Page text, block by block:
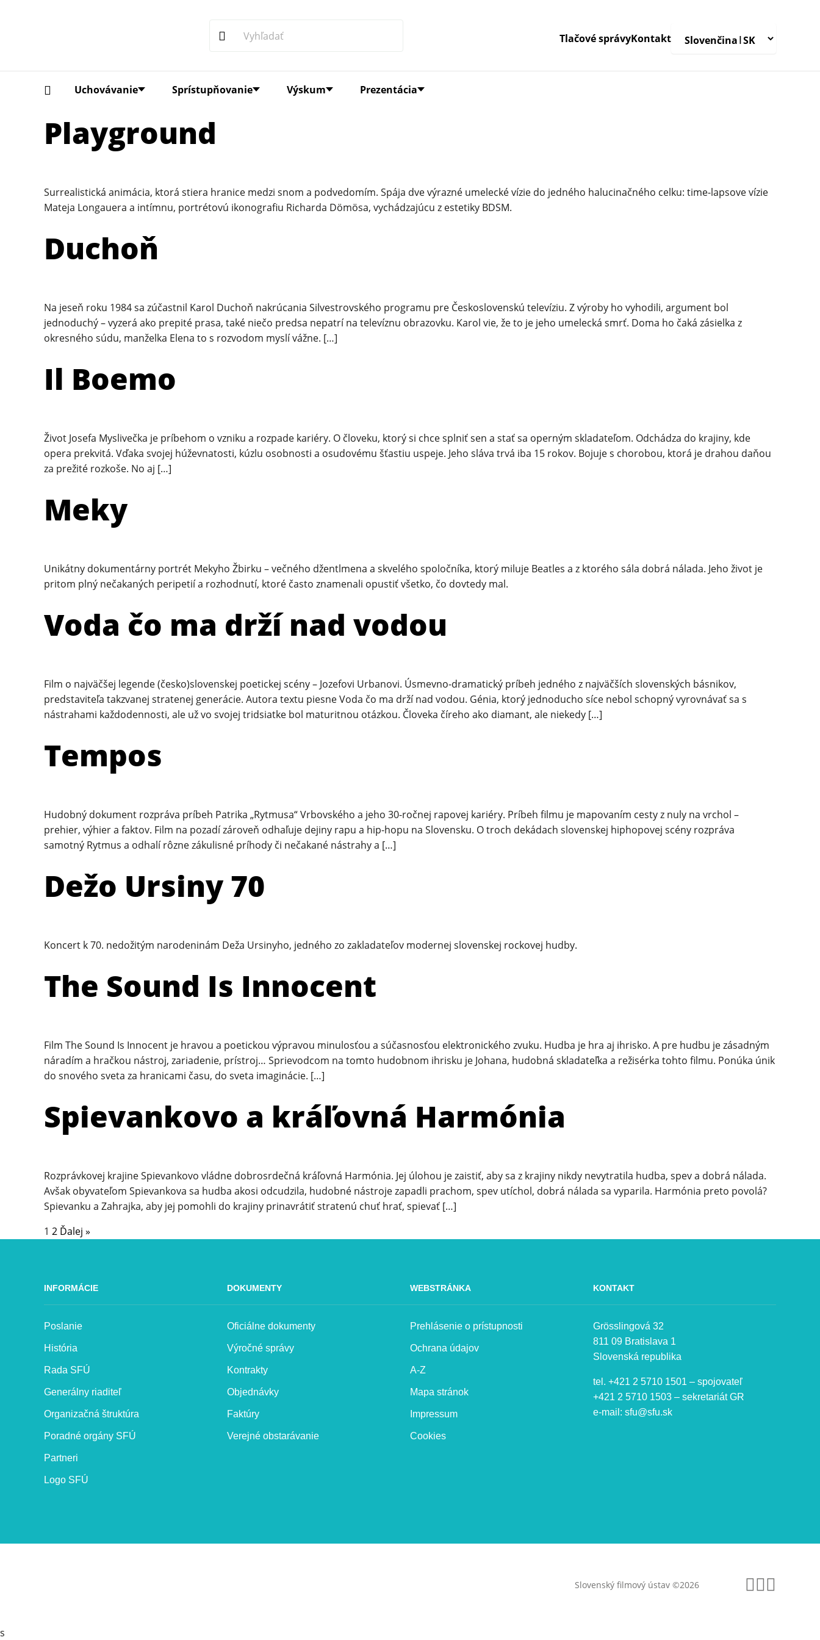
Uchovávanie Sprístupňovanie Výskum Prezentácia
Tlačové správyKontakt
Playground
Surrealistická animácia, ktorá stiera hranice medzi snom a podvedomím. Spája dve výrazné umelecké vízie do jedného halucinačného celku: time-lapsove vízie
Mateja Longauera a intímnu, portrétovú ikonografiu Richarda Dömösa, vychádzajúcu z estetiky BDSM.
Duchoň
Na jeseň roku 1984 sa zúčastnil Karol Duchoň nakrúcania Silvestrovského programu pre Československú televíziu. Z výroby ho vyhodili, argument bol
jednoduchý – vyzerá ako prepité prasa, také niečo predsa nepatrí na televíznu obrazovku. Karol vie, že to je jeho umelecká smrť. Doma ho čaká zásielka z
okresného súdu, manželka Elena to s rozvodom myslí vážne. […]
Il Boemo
Život Josefa Myslivečka je príbehom o vzniku a rozpade kariéry. O človeku, ktorý si chce splniť sen a stať sa operným skladateľom. Odchádza do krajiny, kde
opera prekvitá. Vďaka svojej húževnatosti, kúzlu osobnosti a osudovému šťastiu uspeje. Jeho sláva trvá iba 15 rokov. Bojuje s chorobou, ktorá je drahou daňou
za prežité rozkoše. No aj […]
Meky
Unikátny dokumentárny portrét Mekyho Žbirku – večného džentlmena a skvelého spoločníka, ktorý miluje Beatles a z ktorého sála dobrá nálada. Jeho život je
pritom plný nečakaných peripetií a rozhodnutí, ktoré často znamenali opustiť všetko, čo dovtedy mal.
Voda čo ma drží nad vodou
Film o najväčšej legende (česko)slovenskej poetickej scény – Jozefovi Urbanovi. Úsmevno-dramatický príbeh jedného z najväčších slovenských básnikov,
predstaviteľa takzvanej stratenej generácie. Autora textu piesne Voda čo ma drží nad vodou. Génia, ktorý jednoducho síce nebol schopný vyrovnávať sa s
nástrahami každodennosti, ale už vo svojej tridsiatke bol maturitnou otázkou. Človeka číreho ako diamant, ale niekedy […]
Tempos
Hudobný dokument rozpráva príbeh Patrika „Rytmusa“ Vrbovského a jeho 30-ročnej rapovej kariéry. Príbeh filmu je mapovaním cesty z nuly na vrchol –
prehier, výhier a faktov. Film na pozadí zároveň odhaľuje dejiny rapu a hip-hopu na Slovensku. O troch dekádach slovenskej hiphopovej scény rozpráva
samotný Rytmus a odhalí rôzne zákulisné príhody či nečakané nástrahy a […]
Dežo Ursiny 70
Koncert k 70. nedožitým narodeninám Deža Ursinyho, jedného zo zakladateľov modernej slovenskej rockovej hudby.
The Sound Is Innocent
Film The Sound Is Innocent je hravou a poetickou výpravou minulosťou a súčasnosťou elektronického zvuku. Hudba je hra aj ihrisko. A pre hudbu je zásadným
náradím a hračkou nástroj, zariadenie, prístroj… Sprievodcom na tomto hudobnom ihrisku je Johana, hudobná skladateľka a režisérka tohto filmu. Ponúka únik
do snového sveta za hranicami času, do sveta imaginácie. […]
Spievankovo a kráľovná Harmónia
Rozprávkovej krajine Spievankovo vládne dobrosrdečná kráľovná Harmónia. Jej úlohou je zaistiť, aby sa z krajiny nikdy nevytratila hudba, spev a dobrá nálada.
Avšak obyvateľom Spievankova sa hudba akosi odcudzila, hudobné nástroje zapadli prachom, spev utíchol, dobrá nálada sa vyparila. Harmónia preto povolá?
Spievanku a Zahrajka, aby jej pomohli do krajiny prinavrátiť stratenú chuť hrať, spievať […]
1 2 Ďalej »
INFORMÁCIE
Poslanie
História
Rada SFÚ
Generálny riaditeľ
Organizačná štruktúra
Poradné orgány SFÚ
Partneri
Logo SFÚ
DOKUMENTY
Oficiálne dokumenty
Výročné správy
Kontrakty
Objednávky
Faktúry
Verejné obstarávanie
WEBSTRÁNKA
Prehlásenie o prístupnosti
Ochrana údajov
A-Z
Mapa stránok
Impressum
Cookies
KONTAKT
Grösslingová 32
811 09 Bratislava 1
Slovenská republika
tel. +421 2 5710 1501 – spojovateľ
+421 2 5710 1503 – sekretariát GR
e-mail: sfu@sfu.sk
Slovenský filmový ústav ©2026
s